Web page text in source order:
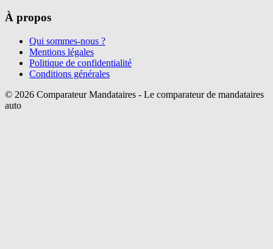
À propos
Qui sommes-nous ?
Mentions légales
Politique de confidentialité
Conditions générales
© 2026 Comparateur Mandataires - Le comparateur de mandataires
auto